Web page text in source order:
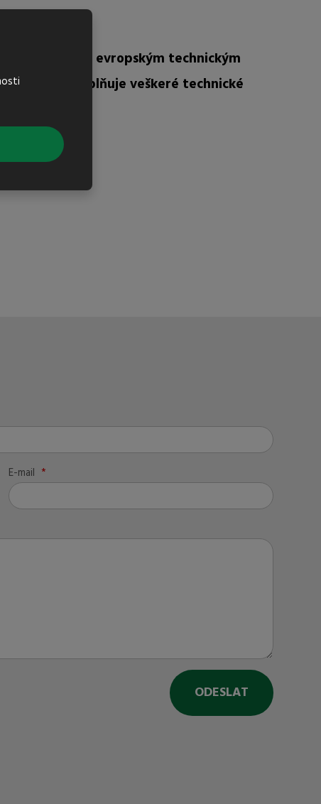
normami a evropským technickým
produkt splňuje veškeré technické
E-mail *
ODESLAT